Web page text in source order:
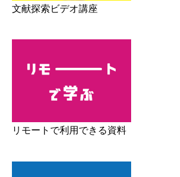
文献探索ビデオ講座
リモートで利用できる資料